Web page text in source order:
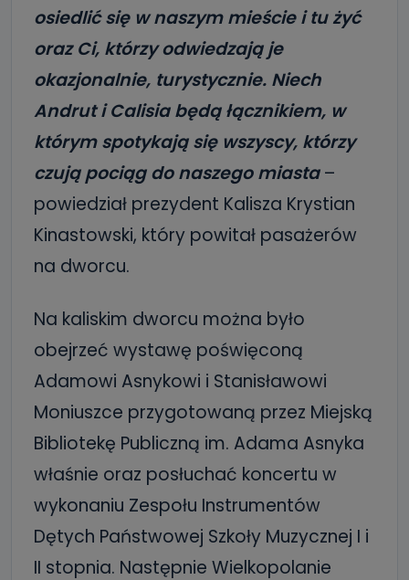
osiedlić się w naszym mieście i tu żyć
oraz Ci, którzy odwiedzają je
okazjonalnie, turystycznie. Niech
Andrut i Calisia będą łącznikiem, w
którym spotykają się wszyscy, którzy
czują pociąg do naszego miasta–
powiedział prezydent Kalisza Krystian
Kinastowski, który powitał pasażerów
na dworcu.
Na kaliskim dworcu można było
obejrzeć wystawę poświęconą
Adamowi Asnykowi i Stanisławowi
Moniuszce przygotowaną przez Miejską
Bibliotekę Publiczną im. Adama Asnyka
właśnie oraz posłuchać koncertu w
wykonaniu Zespołu Instrumentów
Dętych Państwowej Szkoły Muzycznej I i
II stopnia. Następnie Wielkopolanie